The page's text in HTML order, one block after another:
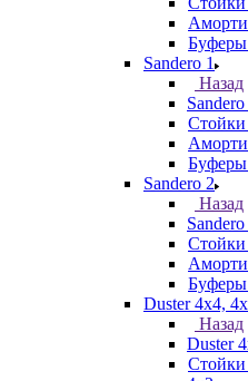
Буферы
Sandero 1
Назад
Sandero
Стойки
Буферы
Sandero 2
Назад
Sandero
Стойки
Буферы
Duster 4х4,
Назад
Duster
Стойки